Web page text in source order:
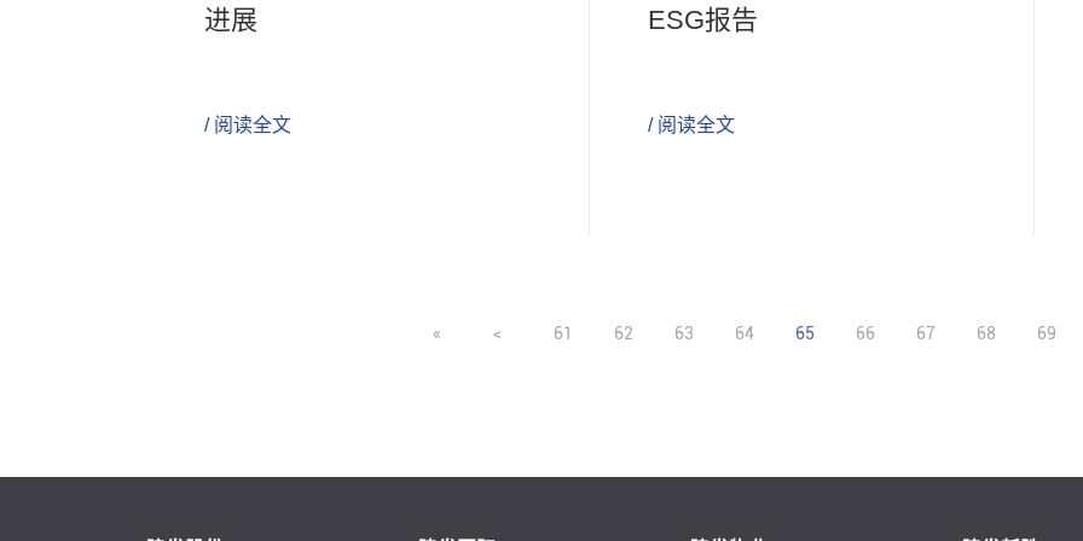
进展
/ 阅读全文
ESG报告
/ 阅读全文
« < 61 62 63 64 65 66 67 68 69